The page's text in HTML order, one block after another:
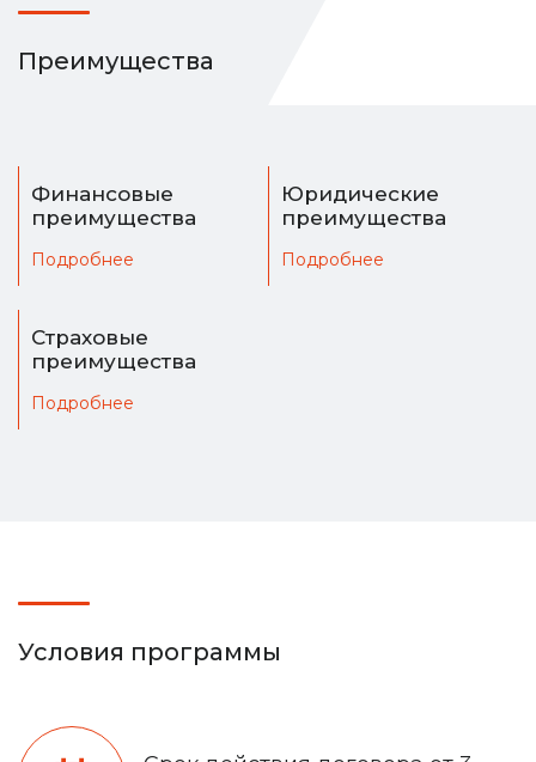
Преимущества
Финансовые
преимущества
Подробнее
Юридические
преимущества
Подробнее
Страховые
преимущества
Подробнее
Условия программы